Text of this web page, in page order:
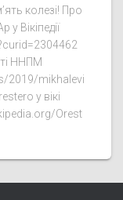
колезі! Про
Вікіпедії
ННПМ
2019/mikhalevi
у вікі
Orest